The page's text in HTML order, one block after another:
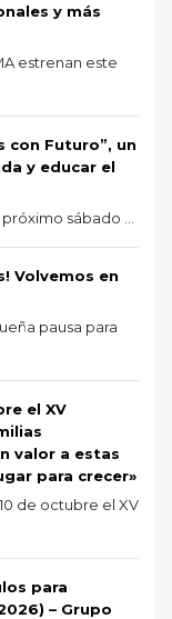
y más
estrenan este
con Futuro”, un
y educar el
sábado ...
Volvemos en
pausa para
el XV
valor a estas
para crecer»
de octubre el XV
para
– Grupo